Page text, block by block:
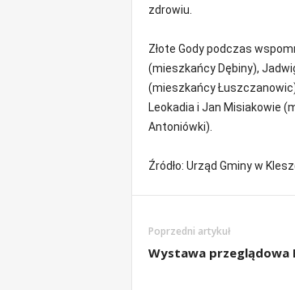
zdrowiu.
Złote Gody podczas
(mieszkańcy Dębiny),
(mieszkańcy
Leokadia i Jan Misiakowie
Antoniówki).
Źródło: Urząd Gminy w
Poprzedni artykuł
Wystawa przeglądowa